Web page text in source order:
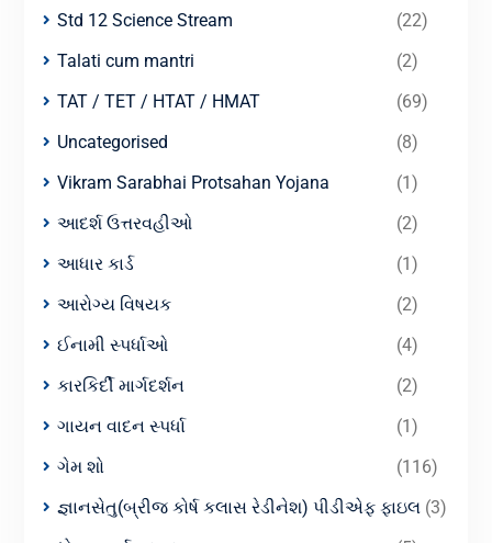
Std 12 Science Stream
(22)
Talati cum mantri
(2)
TAT / TET / HTAT / HMAT
(69)
Uncategorised
(8)
Vikram Sarabhai Protsahan Yojana
(1)
આદર્શ ઉત્તરવહીઓ
(2)
આધાર કાર્ડ
(1)
આરોગ્ય વિષયક
(2)
ઈનામી સ્પર્ધાઓ
(4)
કારકિર્દી માર્ગદર્શન
(2)
ગાયન વાદન સ્પર્ધા
(1)
ગેમ શો
(116)
જ્ઞાનસેતુ(બ્રીજ કોર્ષ કલાસ રેડીનેશ) પીડીએફ ફાઇલ(3)